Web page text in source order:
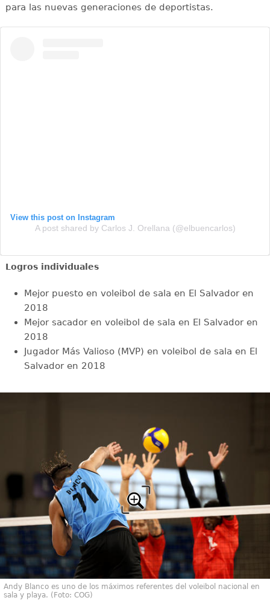
para las nuevas generaciones de deportistas.
View this post on Instagram
A post shared by Carlos J. Orellana (@elbuencarlos)
Logros individuales
Mejor puesto en voleibol de sala en El Salvador en
2018
Mejor sacador en voleibol de sala en El Salvador en
2018
Jugador Más Valioso (MVP) en voleibol de sala en El
Salvador en 2018
Andy Blanco es uno de los máximos referentes del voleibol nacional en
sala y playa. (Foto: COG)